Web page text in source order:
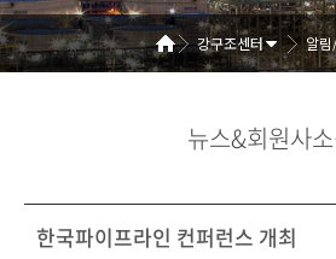
강구조센터 알
뉴스&회원사
한국파이프라인 컨퍼런스 개최